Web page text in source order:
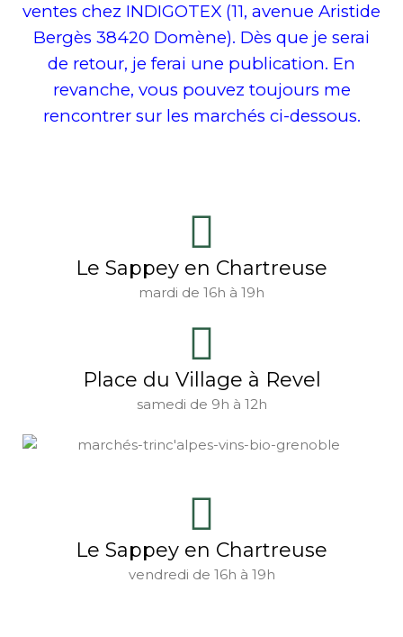
ventes chez INDIGOTEX (11, avenue Aristide
Bergès 38420 Domène). Dès que je serai
de retour, je ferai une publication. En
revanche, vous pouvez toujours me
rencontrer sur les marchés ci-dessous.
Le Sappey en Chartreuse
mardi de 16h à 19h
Place du Village à Revel
samedi de 9h à 12h
Le Sappey en Chartreuse
vendredi de 16h à 19h